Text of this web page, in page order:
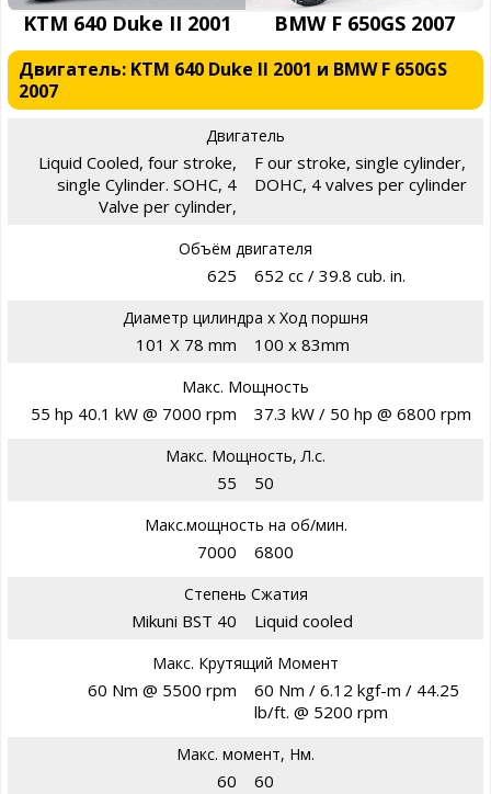
KTM 640 Duke II 2001 BMW F 650GS 2007
Двигатель: KTM 640 Duke II 2001 и BMW F 650GS
2007
Двигатель
Liquid Cooled, four stroke,
single Cylinder. SOHC, 4
Valve per cylinder,
F our stroke, single cylinder,
DOHC, 4 valves per cylinder
Объём двигателя
625 652 cc / 39.8 cub. in.
Диаметр цилиндра х Ход поршня
101 X 78 mm 100 x 83mm
Макс. Мощность
55 hp 40.1 kW @ 7000 rpm 37.3 kW / 50 hp @ 6800 rpm
Макс. Мощность, Л.с.
55 50
Макс.мощность на об/мин.
7000 6800
Степень Сжатия
Mikuni BST 40 Liquid cooled
Макс. Крутящий Момент
60 Nm @ 5500 rpm
60 Nm / 6.12 kgf-m / 44.25
lb/ft. @ 5200 rpm
Макс. момент, Нм.
60 60